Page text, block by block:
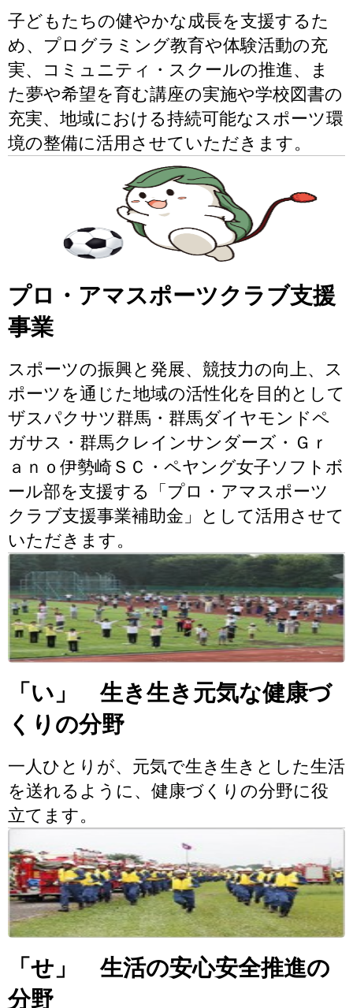
子どもたちの健やかな成長を支援するた
め、プログラミング教育や体験活動の充
実、コミュニティ・スクールの推進、ま
た夢や希望を育む講座の実施や学校図書の
充実、地域における持続可能なスポーツ環
境の整備に活用させていただきます。
プロ・アマスポーツクラブ支援
事業
スポーツの振興と発展、競技力の向上、ス
ポーツを通じた地域の活性化を目的として
ザスパクサツ群馬・群馬ダイヤモンドペ
ガサス・群馬クレインサンダーズ・Ｇｒ
ａｎｏ伊勢崎ＳＣ・ペヤング女子ソフトボ
ール部を支援する「プロ・アマスポーツ
クラブ支援事業補助金」として活用させて
いただきます。
「い」 生き生き元気な健康づ
くりの分野
一人ひとりが、元気で生き生きとした生活
を送れるように、健康づくりの分野に役
立てます。
「せ」 生活の安心安全推進の
分野